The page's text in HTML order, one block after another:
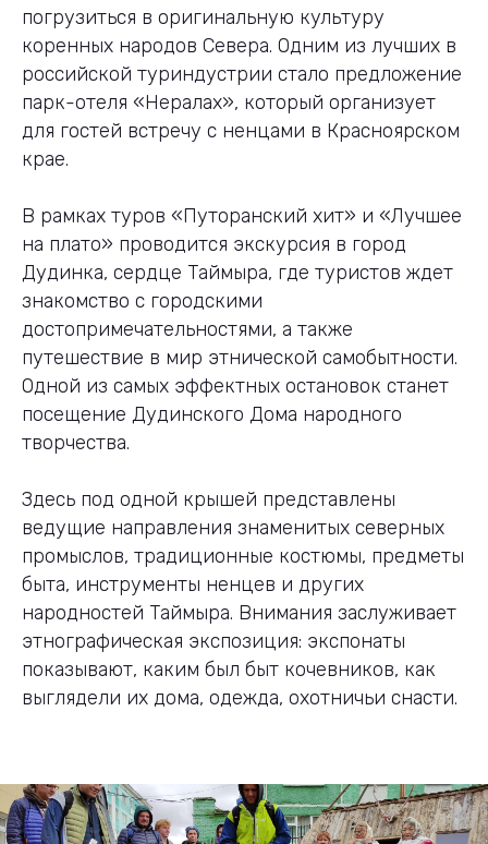
погрузиться в оригинальную культуру
коренных народов Севера. Одним из лучших в
российской туриндустрии стало предложение
парк-отеля «Нералах», который организует
для гостей встречу с ненцами в Красноярском
крае.
В рамках туров «Путоранский хит» и «Лучшее
на плато» проводится экскурсия в город
Дудинка, сердце Таймыра, где туристов ждет
знакомство с городскими
достопримечательностями, а также
путешествие в мир этнической самобытности.
Одной из самых эффектных остановок станет
посещение Дудинского Дома народного
творчества.
Здесь под одной крышей представлены
ведущие направления знаменитых северных
промыслов, традиционные костюмы, предметы
быта, инструменты ненцев и других
народностей Таймыра. Внимания заслуживает
этнографическая экспозиция: экспонаты
показывают, каким был быт кочевников, как
выглядели их дома, одежда, охотничьи снасти.